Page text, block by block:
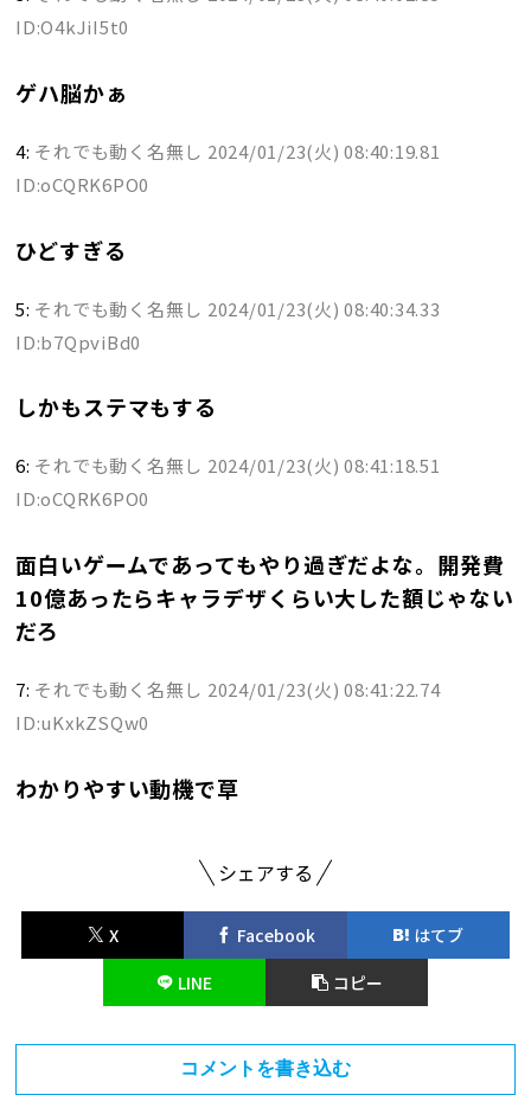
ID:O4kJiI5t0
ゲハ脳かぁ
4: それでも動く名無し 2024/01/23(火) 08:40:19.81
ID:oCQRK6PO0
ひどすぎる
5: それでも動く名無し 2024/01/23(火) 08:40:34.33
ID:b7QpviBd0
しかもステマもする
6: それでも動く名無し 2024/01/23(火) 08:41:18.51
ID:oCQRK6PO0
面白いゲームであってもやり過ぎだよな。開発費
10億あったらキャラデザくらい大した額じゃない
だろ
7: それでも動く名無し 2024/01/23(火) 08:41:22.74
ID:uKxkZSQw0
わかりやすい動機で草
シェアする
X Facebook
はてブ
LINE
コピー
コメントを書き込む